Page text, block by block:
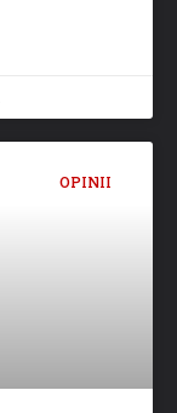
OPINII